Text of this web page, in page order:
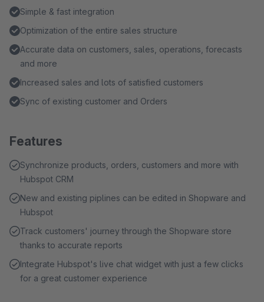
Simple & fast integration
Optimization of the entire sales structure
Accurate data on customers, sales, operations, forecasts
and more
Increased sales and lots of satisfied customers
Sync of existing customer and Orders
Features
Synchronize products, orders, customers and more with
Hubspot CRM
New and existing piplines can be edited in Shopware and
Hubspot
Track customers' journey through the Shopware store
thanks to accurate reports
Integrate Hubspot's live chat widget with just a few clicks
for a great customer experience